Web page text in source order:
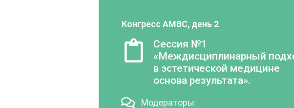
Конгресс AMBC, день 2
Сессия №1
«Междисциплинарный
в эстетической медицине
основа результата».
Модераторы: